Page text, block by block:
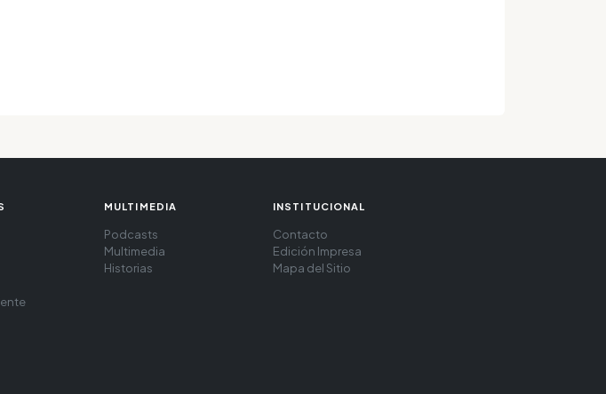
MULTIMEDIA
Podcasts
Multimedia
Historias
INSTITUCIONAL
Contacto
Edición Impresa
Mapa del Sitio